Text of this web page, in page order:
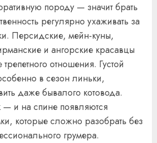
породу — значит брать
регулярно ухаживать за
Персидские, мейн-куны,
и ангорские красавцы
отношения. Густой
в сезон линьки,
даже бывалого котовода.
и на спине появляются
которые сложно разобрать без
грумера.